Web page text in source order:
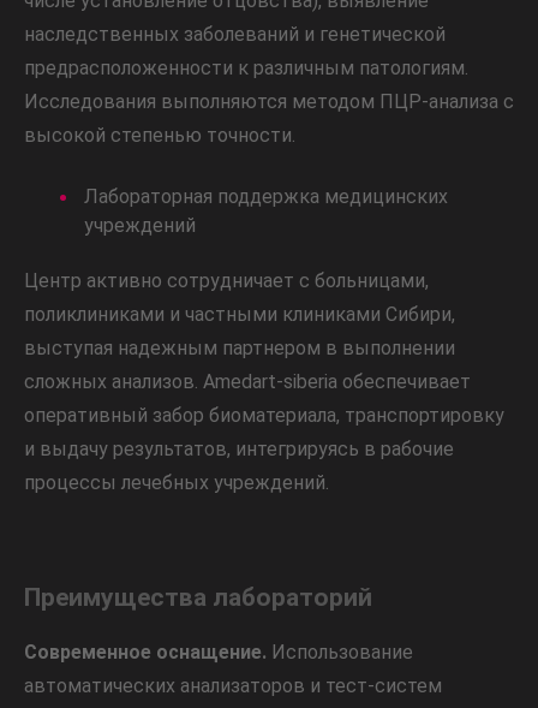
наследственных заболеваний и генетической
предрасположенности к различным патологиям.
Исследования выполняются методом ПЦР-анализа с
высокой степенью точности.
Лабораторная поддержка медицинских
учреждений
Центр активно сотрудничает с больницами,
поликлиниками и частными клиниками Сибири,
выступая надежным партнером в выполнении
сложных анализов. Amedart-siberia обеспечивает
оперативный забор биоматериала, транспортировку
и выдачу результатов, интегрируясь в рабочие
процессы лечебных учреждений.
Преимущества лабораторий
Современное оснащение. Использование
автоматических анализаторов и тест-систем